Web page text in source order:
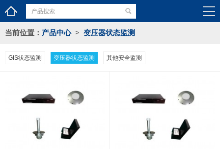
当前位置： 产品中心 > 变压器状态监测
GIS状态监测 变压器状态监测 其他安全监测